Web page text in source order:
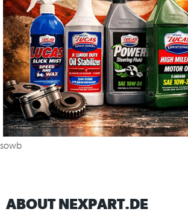
sowb
ABOUT NEXPART.DE